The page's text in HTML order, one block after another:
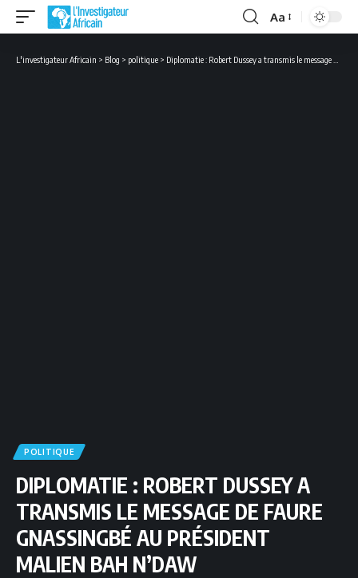
Font
Aa
L'investigateur Africain > Blog > politique > Diplomatie : Robert Dussey a transmis le message de Faure Gnassingbé au président malien Bah N’Daw
POLITIQUE
DIPLOMATIE : ROBERT DUSSEY A
TRANSMIS LE MESSAGE DE FAURE
GNASSINGBÉ AU PRÉSIDENT
MALIEN BAH N’DAW